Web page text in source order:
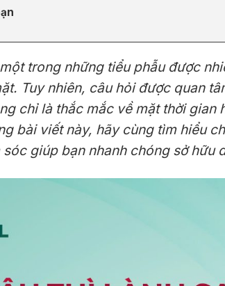
trong những tiểu phẫu được
Tuy nhiên, câu hỏi được quan
chỉ là thắc mắc về mặt thời gian
bài viết này, hãy cùng tìm hiểu
giúp bạn nhanh chóng sở hữu